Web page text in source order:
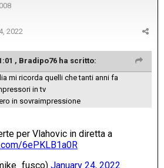
2022
, Bradipo76 ha scritto:
mi ricorda quelli che tanti anni fa
in tv
in sovraimpressione